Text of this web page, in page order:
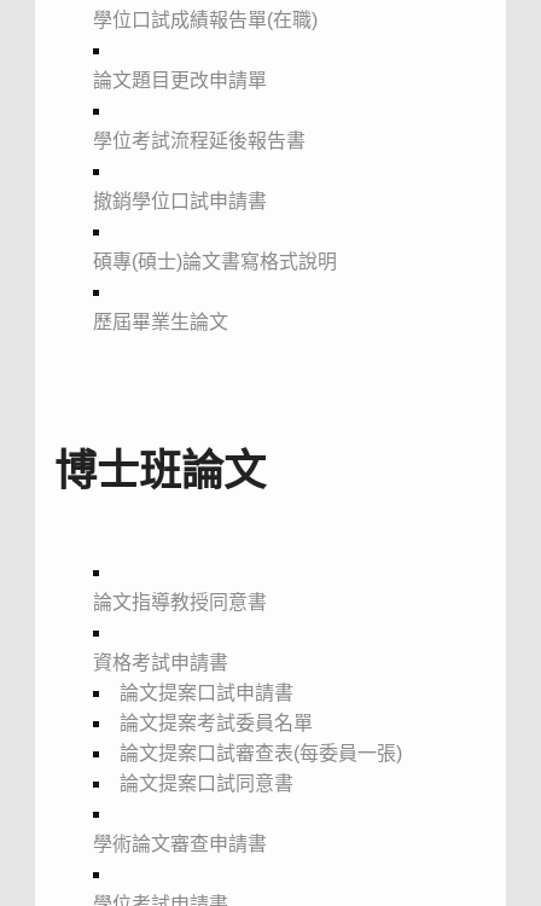
學位口試成績報告單(在職)
論文題目更改申請單
學位考試流程延後報告書
撤銷學位口試申請書
碩專(碩士)論文書寫格式說明
歷屆畢業生論文
博士班論文
論文指導教授同意書
資格考試申請書
論文提案口試申請書
論文提案考試委員名單
論文提案口試審查表(每委員一張)
論文提案口試同意書
學術論文審查申請書